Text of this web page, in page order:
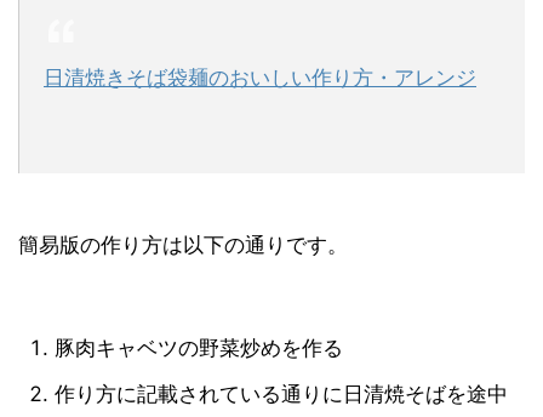
日清焼きそば袋麺のおいしい作り方・アレンジ
簡易版の作り方は以下の通りです。
豚肉キャベツの野菜炒めを作る
作り方に記載されている通りに日清焼そばを途中